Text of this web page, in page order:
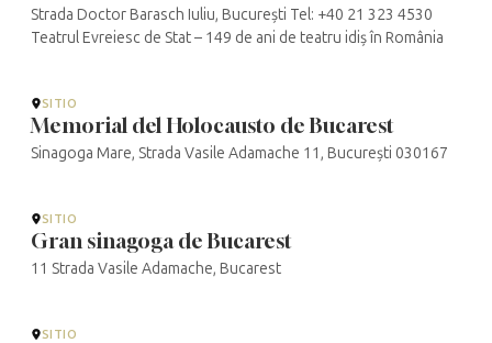
Strada Doctor Barasch Iuliu, București Tel: +40 21 323 4530
Teatrul Evreiesc de Stat – 149 de ani de teatru idiș în România
SITIO
Memorial del Holocausto de Bucarest
Sinagoga Mare, Strada Vasile Adamache 11, București 030167
SITIO
Gran sinagoga de Bucarest
11 Strada Vasile Adamache, Bucarest
SITIO